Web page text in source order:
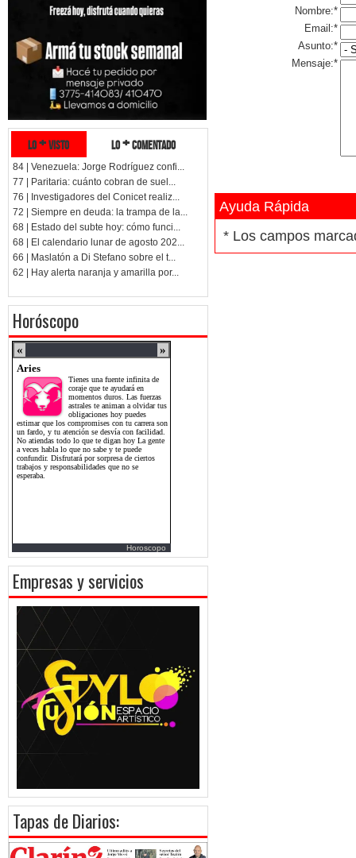
lo + visto lo + comentado
84 | Venezuela: Jorge Rodríguez confi...
77 | Paritaria: cuánto cobran de suel...
76 | Investigadores del Conicet realiz...
72 | Siempre en deuda: la trampa de la...
68 | Estado del subte hoy: cómo funci...
68 | El calendario lunar de agosto 202...
66 | Maslatón a Di Stefano sobre el t...
62 | Hay alerta naranja y amarilla por...
Horóscopo
Horoscopo
Empresas y servicios
Tapas de Diarios:
Nombre:*
Email:*
Asunto:*
Mensaje:*
Ayuda Rápida
* Los campos